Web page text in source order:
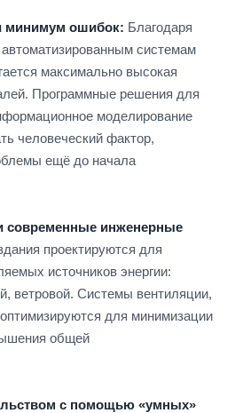
минимум ошибок: Благодаря
системам
максимально высокая
Программные решения для
моделирование
человеческий фактор,
ещё до начала
современные инженерные
проектируются для
источников энергии:
ветровой. Системы вентиляции,
для минимизации
общей
с помощью «умных»